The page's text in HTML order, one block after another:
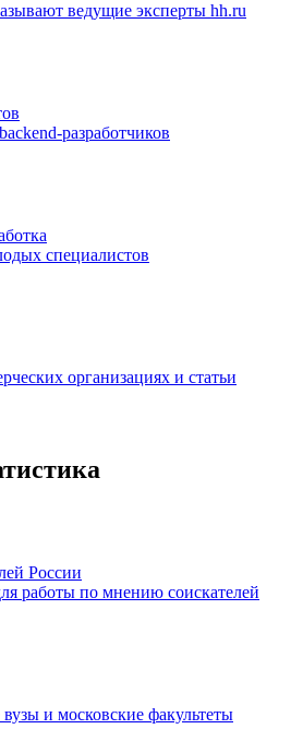
ведущие эксперты hh.ru
разработчиков
специалистов
организациях и статьи
России
работы по мнению соискателей
и московские факультеты